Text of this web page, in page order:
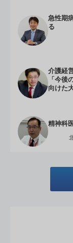
急性期
る
介護経
「今後
向けた
精神科